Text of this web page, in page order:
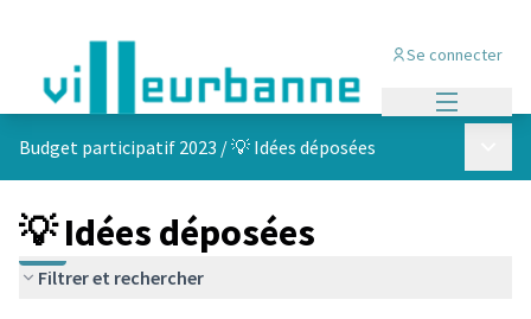
Se connecter
Budget participatif 2023 /💡 Idées déposées
💡 Idées déposées
Filtrer et rechercher